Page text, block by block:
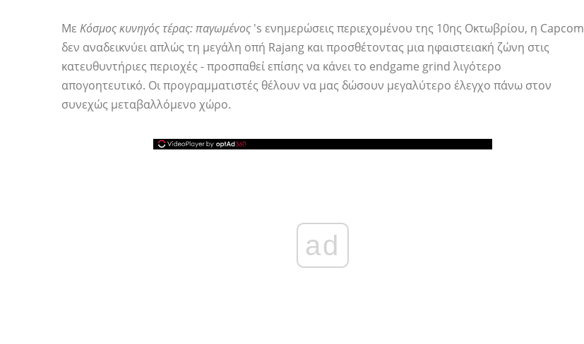
Με Κόσμος κυνηγός τέρας: παγωμένος 's ενημερώσεις περιεχομένου της 10ης Οκτωβρίου, η Capcom
δεν αναδεικνύει απλώς τη μεγάλη οπή Rajang και προσθέτοντας μια ηφαιστειακή ζώνη στις
κατευθυντήριες περιοχές - προσπαθεί επίσης να κάνει το endgame grind λιγότερο
απογοητευτικό. Οι προγραμματιστές θέλουν να μας δώσουν μεγαλύτερο έλεγχο πάνω στον
συνεχώς μεταβαλλόμενο χώρο.
ad